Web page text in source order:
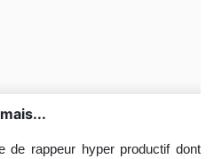
de rappeur hyper productif dont